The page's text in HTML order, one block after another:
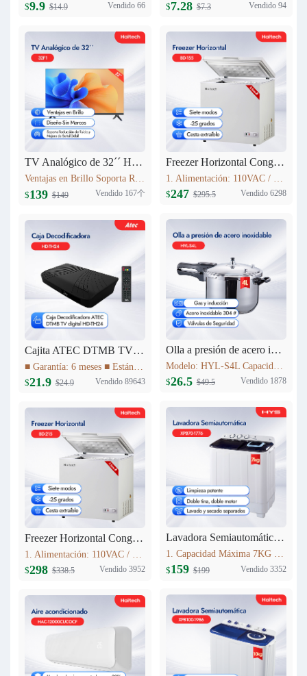
$9.9 $14.9 Vendido 66
TV Analógico de 32´´ Haitech-32F1
$139 $149 Vendido 167个
Cajita ATEC DTMB TV digital HD-TH24
$21.9 $24.9 Vendido 89643
Freezer Horizontal Congelador Nevera 7.6cu.ft (215L) BD-215C
$298 $338.5 Vendido 3952
$7.28 $7.3 Vendido 94
Freezer Horizontal Congelador Nevera 5.6cu.ft (155L) BD-155
$247 $295.5 Vendido 6298
Olla a presión de acero inoxidable 4L Haitech HYL-S4L
Modelo: HYL-S4L Capacidad: 4L Diámetro del producto (milímetro): 20cm Altura del producto (milímetro): 137mm Materiales: acero inoxidable 304 # Utilizables tanto para Cocinas a Gas como para Cocinas de Inducción
$26.5 $49.5 Vendido 1878
Lavadora Semiautomática 7KG XPB70-1776
1. Capacidad Máxima 7KG 2. Panel de control 3. Lavado y centrifugadopor separado 4. Peso neto: 16.5kg 5. Dimensiones del producto:723mm*406mm*819mm
$159 $199 Vendido 3352